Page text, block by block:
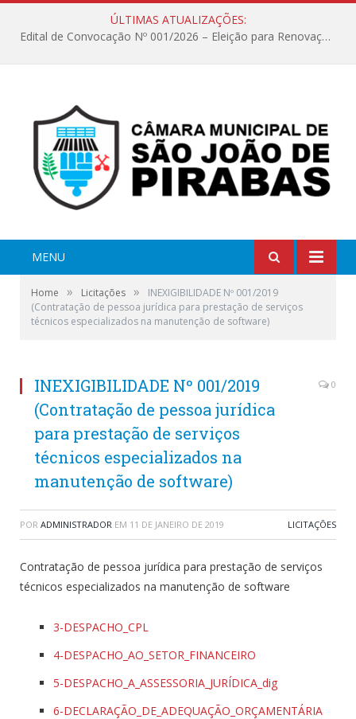
ÚLTIMAS ATUALIZAÇÕES:
Edital de Convocação Nº 001/2026 – Eleição para Renovação da Mesa Diretora – Biênio 2027/2028
MENU
Home » Licitações »
INEXIGIBILIDADE Nº 001/2019
(Contratação de pessoa jurídica para prestação de serviços
técnicos especializados na manutenção de software)
INEXIGIBILIDADE Nº 001/2019
(Contratação de pessoa jurídica
para prestação de serviços
técnicos especializados na
manutenção de software)
0
POR ADMINISTRADOR EM 11 DE JANEIRO DE 2019 LICITAÇÕES
Contratação de pessoa jurídica para prestação de serviços
técnicos especializados na manutenção de software
3-DESPACHO_CPL
4-DESPACHO_AO_SETOR_FINANCEIRO
5-DESPACHO_A_ASSESSORIA_JURÍDICA_dig
6-DECLARAÇÃO_DE_ADEQUAÇÃO_ORÇAMENTÁRIA